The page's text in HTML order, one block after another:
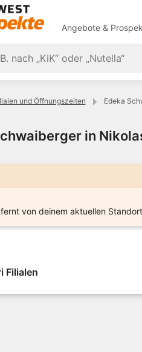
Angebote &
und Öffnungszeiten Edeka
in
von deinem aktuellen Standort
Filialen